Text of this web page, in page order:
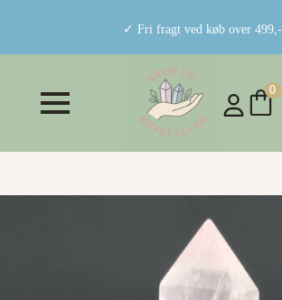
✓ Fri fragt ved køb over 499,-
0